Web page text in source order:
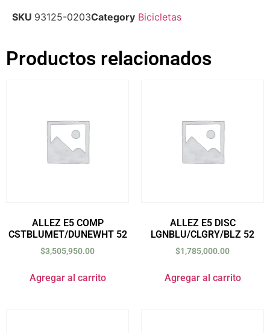
SKU 93125-0203Category Bicicletas
Productos relacionados
ALLEZ E5 COMP
CSTBLUMET/DUNEWHT 52
$3,505,950.00
Agregar al carrito
ALLEZ E5 DISC
LGNBLU/CLGRY/BLZ 52
$1,785,000.00
Agregar al carrito